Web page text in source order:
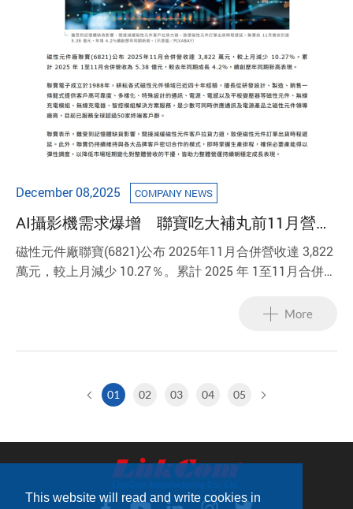
This website will read and write cookies in
December 08,2025 COMPANY NEWS
AI攝影機需求爆增 聯寶吃大補丸前11月營收
創新高！
磁性元件廠聯寶(6821)公布 2025年11月合併營收達 3,822
萬元，較上月減少 10.27％。累計 2025 年 1至11月合併營
More
01 02 03 04 05